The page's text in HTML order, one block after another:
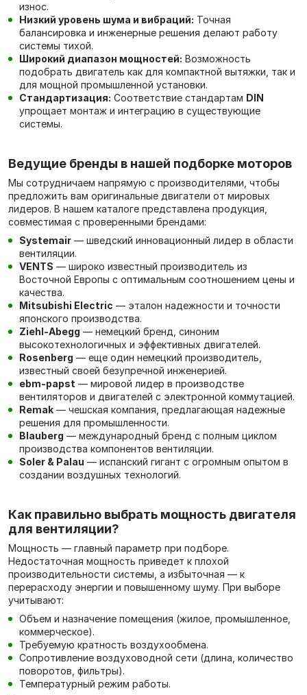
износ.
Низкий уровень шума и вибраций: Точная
балансировка и инженерные решения делают работу
системы тихой.
Широкий диапазон мощностей: Возможность
подобрать двигатель как для компактной вытяжки, так и
для мощной промышленной установки.
Стандартизация: Соответствие стандартам DIN
упрощает монтаж и интеграцию в существующие
системы.
Ведущие бренды в нашей подборке моторов
Мы сотрудничаем напрямую с производителями, чтобы
предложить вам оригинальные двигатели от мировых
лидеров. В нашем каталоге представлена продукция,
совместимая с проверенными брендами:
Systemair — шведский инновационный лидер в области
вентиляции.
VENTS — широко известный производитель из
Восточной Европы с оптимальным соотношением цены и
качества.
Mitsubishi Electric — эталон надежности и точности
японского производства.
Ziehl-Abegg — немецкий бренд, синоним
высокотехнологичных и эффективных двигателей.
Rosenberg — еще один немецкий производитель,
известный своей безупречной инженерией.
ebm-papst — мировой лидер в производстве
вентиляторов и двигателей с электронной коммутацией.
Remak — чешская компания, предлагающая надежные
решения для промышленности.
Blauberg — международный бренд с полным циклом
производства компонентов вентиляции.
Soler & Palau — испанский гигант с огромным опытом в
создании воздушных технологий.
Как правильно выбрать мощность двигателя
для вентиляции?
Мощность — главный параметр при подборе.
Недостаточная мощность приведет к плохой
производительности системы, а избыточная — к
перерасходу энергии и повышенному шуму. При выборе
учитывают:
Объем и назначение помещения (жилое, промышленное,
коммерческое).
Требуемую кратность воздухообмена.
Сопротивление воздуховодной сети (длина, количество
поворотов, фильтры).
Температурный режим работы.